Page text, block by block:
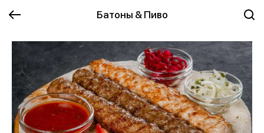
Батоны & Пиво